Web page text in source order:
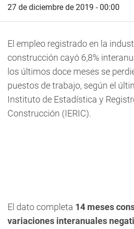
27 de diciembre de 2019 - 00:00
El empleo registrado en la
construcción cayó 6,8%
los últimos doce meses se
puestos de trabajo, según el
Instituto de Estadística y
Construcción (IERIC).
El dato completa 14 meses
variaciones interanuales